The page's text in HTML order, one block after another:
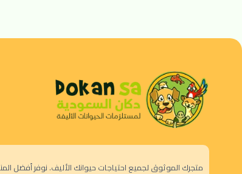
متجرك الموثوق لجميع احتياجات حيوانك الأليف. نوفر أفضل